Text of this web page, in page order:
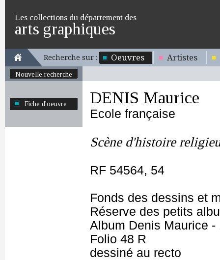
Les collections du département des
arts graphiques
Recherche sur : Oeuvres Artistes
Nouvelle recherche
Fiche d'oeuvre DENIS Maurice
Ecole française
Scène d'histoire
RF 54564, 54
Fonds des dessins et
Réserve des petits
Album Denis Maurice -
Folio 48 R
dessiné au recto